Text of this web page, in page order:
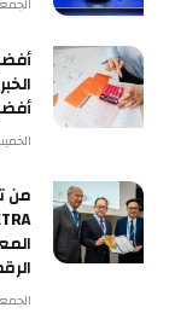
الجمعة 17
الخميس 16
من
الجمعة 10